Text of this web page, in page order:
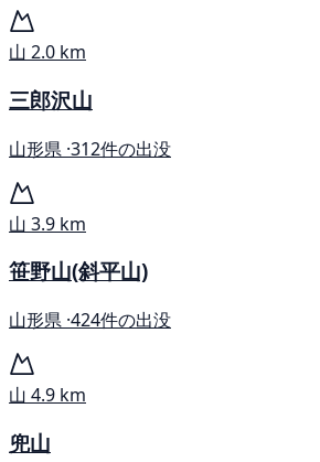
山 2.0 km
三郎沢山
山形県 ·312件の出没
山 3.9 km
笹野山(斜平山)
山形県 ·424件の出没
山 4.9 km
兜山